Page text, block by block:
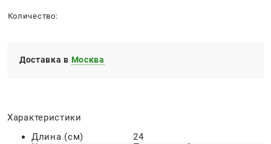
Количество:
Доставка в Москва
Характеристики
Длина (см)
24